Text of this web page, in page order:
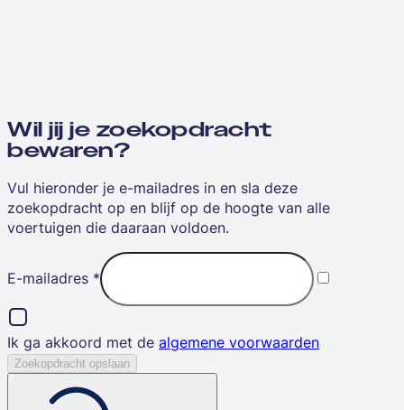
Wil jij je zoekopdracht
bewaren?
Vul hieronder je e-mailadres in en sla deze
zoekopdracht op en blijf op de hoogte van alle
voertuigen die daaraan voldoen.
E-mailadres *
Ik ga akkoord met de algemene voorwaarden
Zoekopdracht opslaan